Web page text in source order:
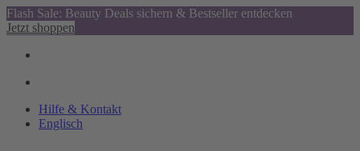
Flash Sale: Beauty Deals sichern & Bestseller entdecken
Jetzt shoppen
Hilfe & Kontakt
Englisch